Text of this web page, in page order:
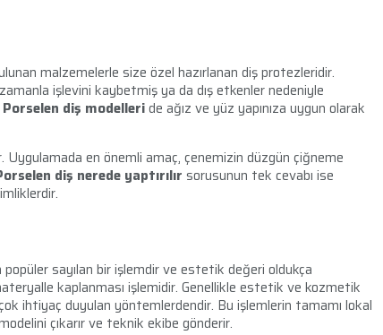
malzemelerle size özel hazırlanan diş protezleridir.
işlevini kaybetmiş ya da dış etkenler nedeniyle
Porselen diş modelleride ağız ve yüz yapınıza uygun olarak
en önemli amaç, çenemizin düzgün çiğneme
diş nerede yaptırılır sorusunun tek cevabı ise
sayılan bir işlemdir ve estetik değeri oldukça
kaplanması işlemidir. Genellikle estetik ve kozmetik
ihtiyaç duyulan yöntemlerdendir. Bu işlemlerin tamamı lokal
çıkarır ve teknik ekibe gönderir.